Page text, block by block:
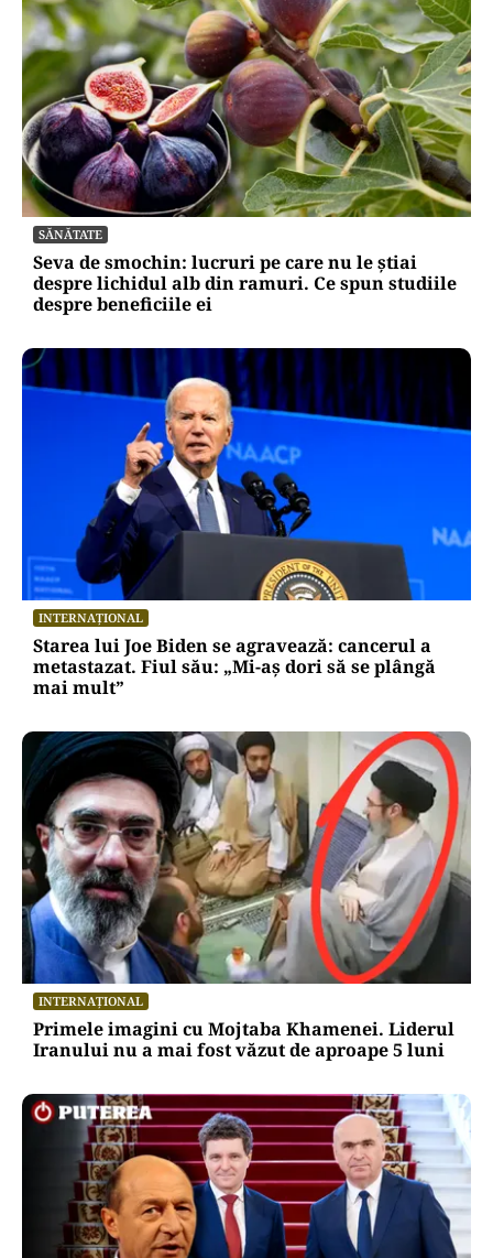
SĂNĂTATE
Seva de smochin: lucruri pe care nu le știai
despre lichidul alb din ramuri. Ce spun studiile
despre beneficiile ei
INTERNAȚIONAL
Starea lui Joe Biden se agravează: cancerul a
metastazat. Fiul său: „Mi-aș dori să se plângă
mai mult”
INTERNAȚIONAL
Primele imagini cu Mojtaba Khamenei. Liderul
Iranului nu a mai fost văzut de aproape 5 luni